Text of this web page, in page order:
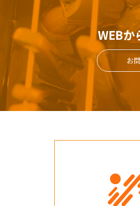
WEBか
お